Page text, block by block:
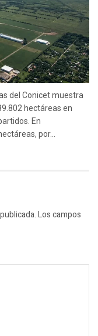
del Conicet muestra
hectáreas en
En
por...
Los campos